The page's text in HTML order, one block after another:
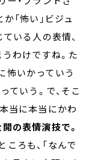
「怖い」ビジュ
いる人の表情、
わけですね。た
怖いかっていう
ていう。で、そこ
当に本当にかわ
の表情演技で。
ろも、「なんで